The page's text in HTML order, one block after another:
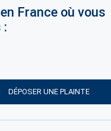
France où vous
:
DÉPOSER UNE PLAINTE